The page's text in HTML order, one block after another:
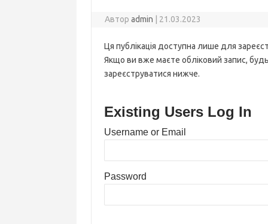
Авторadmin 21.03.2023
Ця публікація доступна лише для
Якщо ви вже маєте обліковий запис,
зареєструватися нижче.
Existing Users Log In
Username or Email
Password